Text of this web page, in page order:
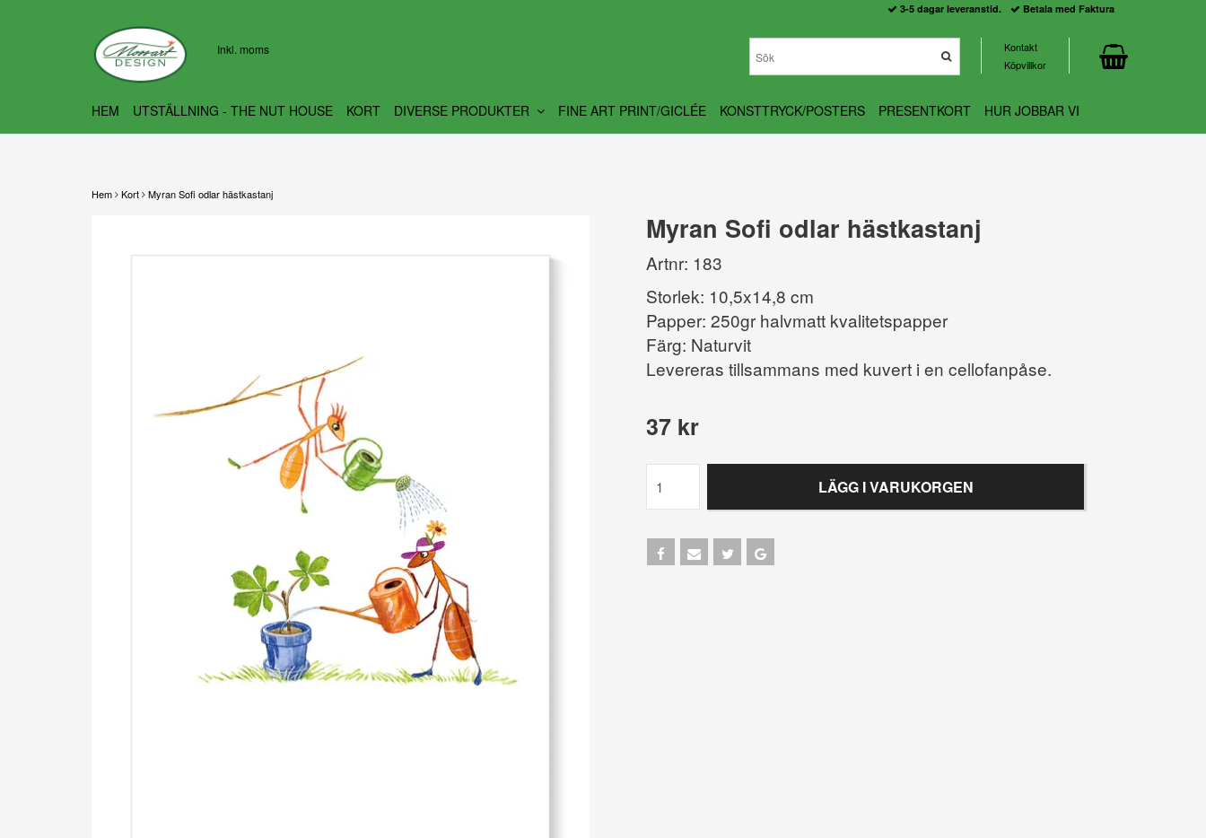
Hem Kort Myran Sofi odlar hästkastanj
Myran Sofi odlar hästkastanj
Artnr: 183
Storlek: 10,5x14,8 cm
Papper: 250gr halvmatt kvalitetspapper
Färg: Naturvit
Levereras tillsammans med kuvert i en cellofanpåse.
37 kr
LÄGG I VARUKORGEN
Inkl. moms
3-5 dagar leveranstid. Betala med Faktura
Kontakt
Köpvillkor
HEM UTSTÄLLNING - THE NUT HOUSE KORT DIVERSE PRODUKTER FINE ART PRINT/GICLÉE KONSTTRYCK/POSTERS PRESENTKORT HUR JOBBAR VI